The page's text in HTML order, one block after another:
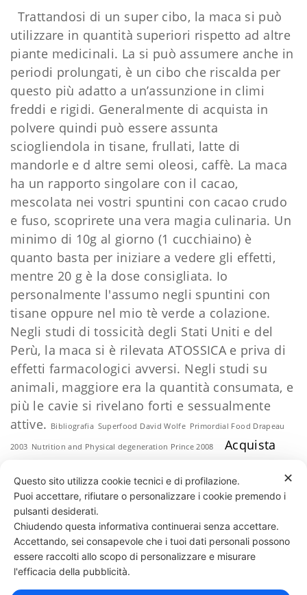
Trattandosi di un super cibo, la maca si può
utilizzare in quantità superiori rispetto ad altre
piante medicinali. La si può assumere anche in
periodi prolungati, è un cibo che riscalda per
questo più adatto a un’assunzione in climi
freddi e rigidi. Generalmente di acquista in
polvere quindi può essere assunta
sciogliendola in tisane, frullati, latte di
mandorle e d altre semi oleosi, caffè. La maca
ha un rapporto singolare con il cacao,
mescolata nei vostri spuntini con cacao crudo
e fuso, scoprirete una vera magia culinaria. Un
minimo di 10g al giorno (1 cucchiaino) è
quanto basta per iniziare a vedere gli effetti,
mentre 20 g è la dose consigliata. Io
personalmente l'assumo negli spuntini con
tisane oppure nel mio tè verde a colazione.
Negli studi di tossicità degli Stati Uniti e del
Perù, la maca si è rilevata ATOSSICA e priva di
effetti farmacologici avversi. Negli studi su
animali, maggiore era la quantità consumata, e
più le cavie si rivelano forti e sessualmente
attive. Bibliografia Superfood David Wolfe Primordial Food Drapeau
2003 Nutrition and Physical degeneration Prince 2008
Acquista
86 LIKES
331 818 4777DANIELE ESPOSITO
✕
Questo sito utilizza cookie tecnici e di profilazione.
Puoi accettare, rifiutare o personalizzare i cookie premendo i
pulsanti desiderati.
Chiudendo questa informativa continuerai senza accettare.
Accettando, sei consapevole che i tuoi dati personali possono
essere raccolti allo scopo di personalizzare e misurare
l'efficacia della pubblicità.